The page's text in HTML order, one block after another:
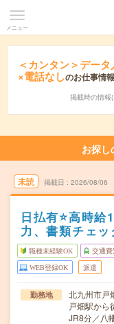
メニュー
＜カンタン＞デー
×電話なしのお仕事情
掲載時の情報
お探し
未読 掲載日 2026/08/06
日払有⭐高時
力、書類チェ
職種未経験OK 交通費
WEB登録OK 派遣
勤務地
北九州市戸
戸畑駅から
JR8分／八